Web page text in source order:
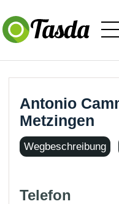
Antonio
Metzingen
Wegbeschreibung
Telefon